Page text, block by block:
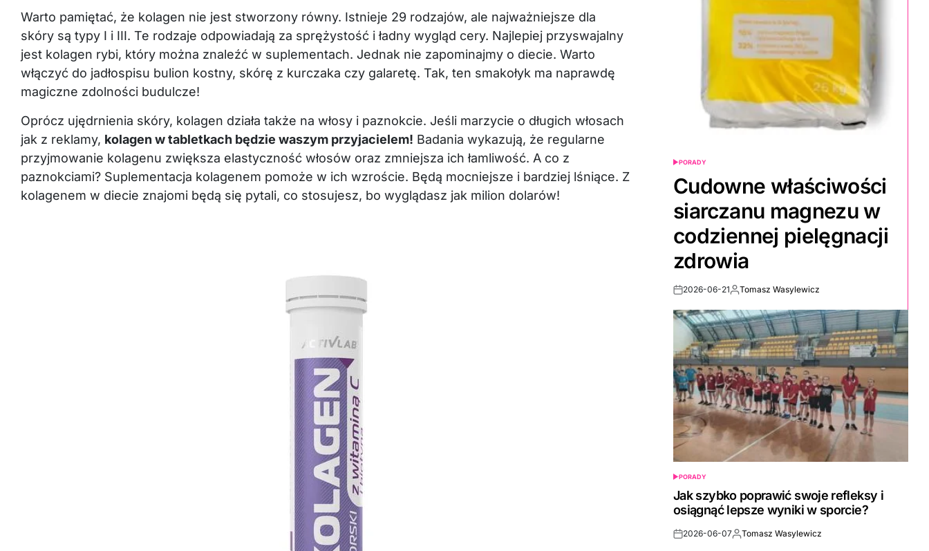
Warto pamiętać, że kolagen nie jest stworzony równy. Istnieje 29 rodzajów, ale najważniejsze dla
skóry są typy I i III. Te rodzaje odpowiadają za sprężystość i ładny wygląd cery. Najlepiej przyswajalny
jest kolagen rybi, który można znaleźć w suplementach. Jednak nie zapominajmy o diecie. Warto
włączyć do jadłospisu bulion kostny, skórę z kurczaka czy galaretę. Tak, ten smakołyk ma naprawdę
magiczne zdolności budulcze!
Oprócz ujędrnienia skóry, kolagen działa także na włosy i paznokcie. Jeśli marzycie o długich włosach
jak z reklamy, kolagen w tabletkach będzie waszym przyjacielem! Badania wykazują, że regularne
przyjmowanie kolagenu zwiększa elastyczność włosów oraz zmniejsza ich łamliwość. A co z
paznokciami? Suplementacja kolagenem pomoże w ich wzroście. Będą mocniejsze i bardziej lśniące. Z
kolagenem w diecie znajomi będą się pytali, co stosujesz, bo wyglądasz jak milion dolarów!
POSTED
PORADY
Cudowne właściwości
siarczanu magnezu w
codziennej pielęgnacji
zdrowia
Post2026-06-21By:Tomasz Wasylewicz
POSTED
IN
PORADY
Jak szybko poprawić swoje refleksy i
osiągnąć lepsze wyniki w sporcie?
Post2026-06-07By:Tomasz Wasylewicz